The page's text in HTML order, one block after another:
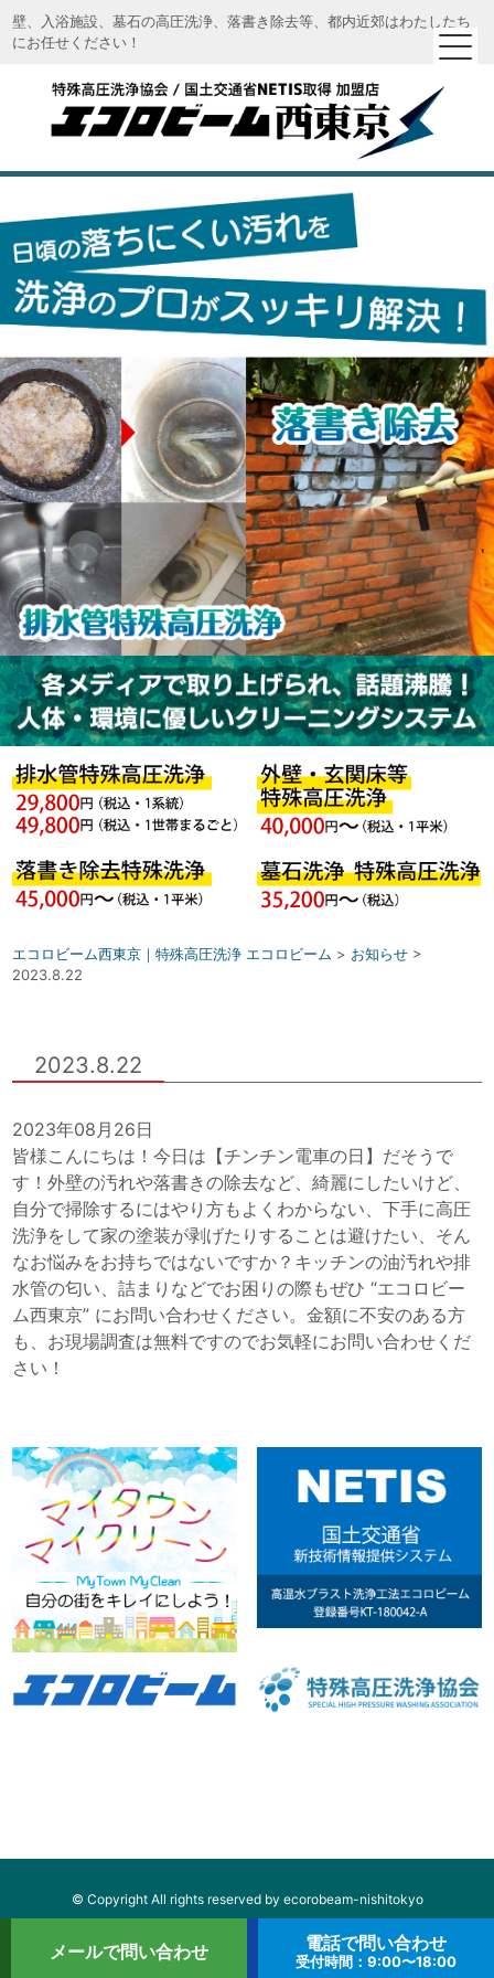
メールで問い合わせ 電話で問い合わせ
受付時間：9:00〜18:00
壁、入浴施設、墓石の高圧洗浄、落書き除去等、都内近郊はわたしたち
にお任せください！
エコロビーム西東京｜特殊高圧洗浄 エコロビーム
エコロビーム西東京｜特殊高圧洗浄 エコロビーム > お知らせ >
2023.8.22
2023.8.22
2023年08月26日
皆様こんにちは！今日は【チンチン電車の日】だそうで
す！外壁の汚れや落書きの除去など、綺麗にしたいけど、
自分で掃除するにはやり方もよくわからない、下手に高圧
洗浄をして家の塗装が剥げたりすることは避けたい、そん
なお悩みをお持ちではないですか？キッチンの油汚れや排
水管の匂い、詰まりなどでお困りの際もぜひ “エコロビー
ム西東京” にお問い合わせください。金額に不安のある方
も、お現場調査は無料ですのでお気軽にお問い合わせくだ
さい！
© Copyright All rights reserved by ecorobeam-nishitokyo